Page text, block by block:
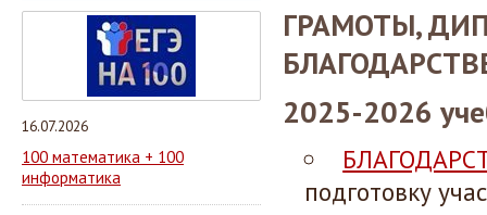
16.07.2026
100 математика + 100
информатика
ГРАМОТЫ,
2025-2026
подготовку